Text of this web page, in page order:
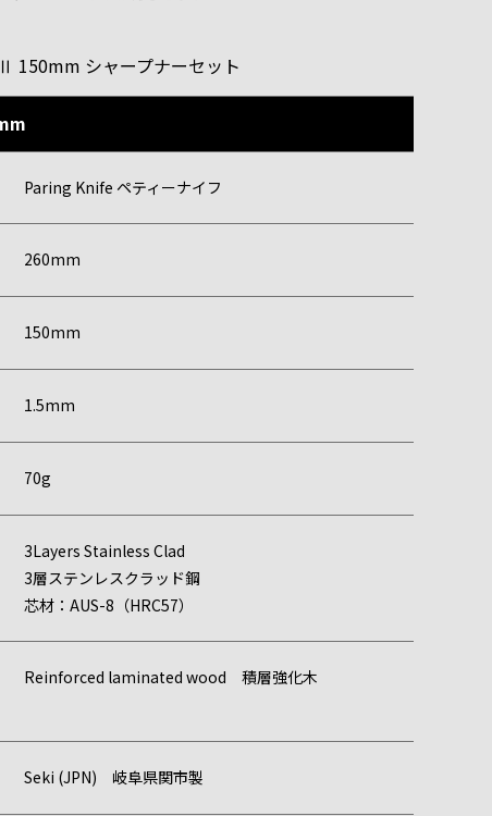
150mm シャープナーセット
Paring Knife ペティーナイフ
260mm
150mm
1.5mm
70g
3Layers Stainless Clad
3層ステンレスクラッド鋼
芯材：AUS-8（HRC57）
Reinforced laminated wood 積層強化木
Seki (JPN) 岐阜県関市製